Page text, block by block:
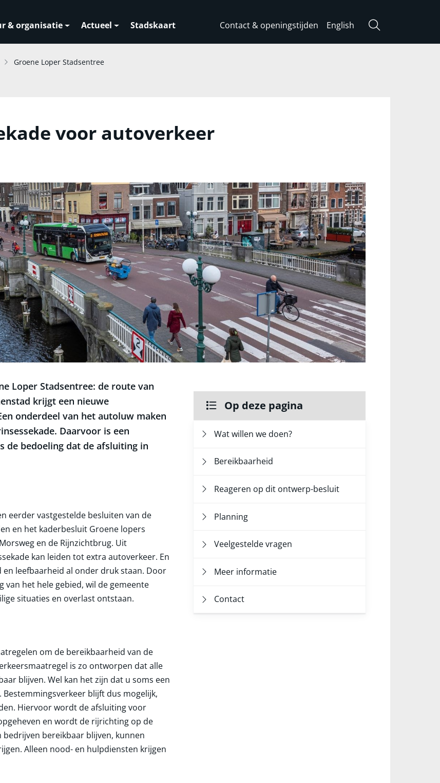
& organisatie Actueel Stadskaart Contact & openingstijden English Zoeken
Groene Loper Stadsentree
voor autoverkeer
Loper Stadsentree: de route van
krijgt een nieuwe
onderdeel van het autoluw maken
Daarvoor is een
de bedoeling dat de afsluiting in
eerder vastgestelde besluiten van de
en het kaderbesluit Groene lopers
en de Rijnzichtbrug. Uit
kan leiden tot extra autoverkeer. En
leefbaarheid al onder druk staan. Door
het hele gebied, wil de gemeente
situaties en overlast ontstaan.
om de bereikbaarheid van de
is zo ontworpen dat alle
blijven. Wel kan het zijn dat u soms een
blijft dus mogelijk,
Hiervoor wordt de afsluiting voor
en wordt de rijrichting op de
bedrijven bereikbaar blijven, kunnen
Alleen nood- en hulpdiensten krijgen
Op deze pagina
Wat willen we doen?
Bereikbaarheid
Reageren op dit ontwerp-besluit
Planning
Veelgestelde vragen
Meer informatie
Contact